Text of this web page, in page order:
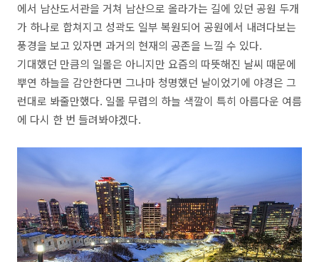
에서 남산도서관을 거쳐 남산으로 올라가는 길에 있던 공원 두개
가 하나로 합쳐지고 성곽도 일부 복원되어 공원에서 내려다보는
풍경을 보고 있자면 과거의 현재의 공존을 느낄 수 있다.
기대했던 만큼의 일몰은 아니지만 요즘의 따뜻해진 날씨 때문에
뿌연 하늘을 감안한다면 그나마 청명했던 날이었기에 야경은 그
런대로 봐줄만했다. 일몰 무렵의 하늘 색깔이 특히 아름다운 여름
에 다시 한 번 들려봐야겠다.